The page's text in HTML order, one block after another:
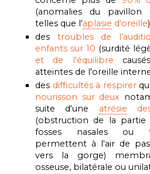
(anomalies du pavillon
telles que l'aplasie d'oreille
des troubles de
enfants sur 10 (surdité
et de l'équilibre
atteintes de l'oreille
des difficultés à respirer
nourisson sur deux
suite d'une
atrésie
(obstruction de la partie
fosses nasales ou
permettent à l'air de
vers la gorge)
osseuse, bilatérale ou